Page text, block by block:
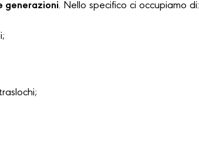
generazioni. Nello specifico ci occupiamo di: